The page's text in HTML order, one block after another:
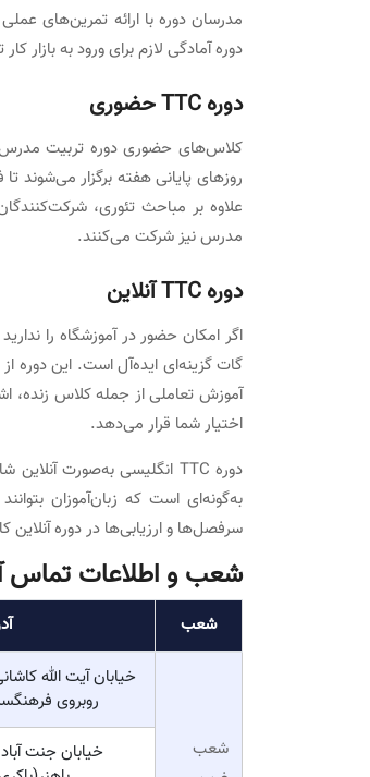
مدرسان دوره با ارائه تمرین‌های
دوره آمادگی لازم برای ورود به بازار
دوره TTC حضوری
روزهای پایانی هفته برگزار می‌شوند
علاوه بر مباحث تئوری،
مدرس نیز شرکت می‌کنند.
دوره TTC آنلاین
آموزش تعاملی از جمله کلاس زنده،
اختیار شما قرار می‌دهد.
به‌گونه‌ای است که زبان‌آموزان
سرفصل‌ها و ارزیابی‌ها در دوره
شعب و اطلاعات تماس
شعب
شعب
خیابان آیت الله
روبروی
خیابان جنت